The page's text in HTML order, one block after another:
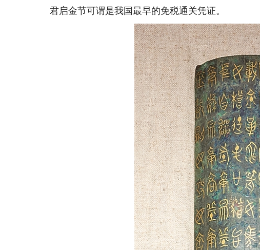
君启金节可谓是我国最早的免税通关凭证。